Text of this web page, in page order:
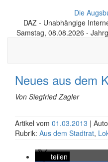
Die
DAZ - Unabhängige
Samstag, 08.08.2026 -
Neues aus dem
Von Siegfried Zagler
Artikel vom 01.03.2013 |
Rubrik: Aus dem Stadtrat,
teilen